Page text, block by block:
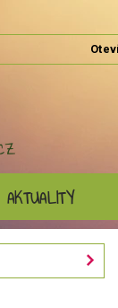
AKTUALITY